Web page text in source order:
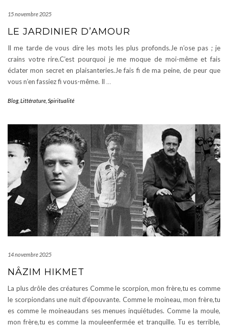
15 novembre 2025
LE JARDINIER D’AMOUR
Il me tarde de vous dire les mots les plus profonds.Je n’ose pas ; je
crains votre rire.C’est pourquoi je me moque de moi-même et fais
éclater mon secret en plaisanteries.Je fais fi de ma peine, de peur que
vous n’en fassiez fi vous-même. Il …
Blog, Littérature Spiritualité
14 novembre 2025
NÂZIM HIKMET
La plus drôle des créatures Comme le scorpion, mon frère,tu es comme
le scorpiondans une nuit d’épouvante. Comme le moineau, mon frère,tu
es comme le moineaudans ses menues inquiétudes. Comme la moule,
mon frère,tu es comme la mouleenfermée et tranquille. Tu es terrible,